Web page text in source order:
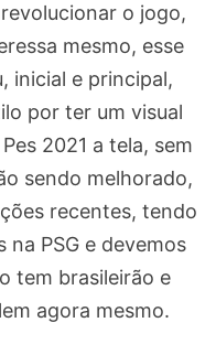
o jogo,
mesmo, esse
inicial e principal,
por ter um visual
2021 a tela, sem
sendo melhorado,
recentes, tendo
na PSG e devemos
tem brasileirão e
agora mesmo.